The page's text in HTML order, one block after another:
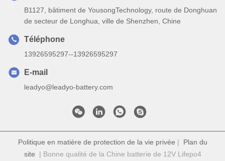
B1127, bâtiment de YousongTechnology, route de Donghuan
de secteur de Longhua, ville de Shenzhen, Chine
Téléphone
13926595297--13926595297
E-mail
leadyo@leadyo-battery.com
Politique en matière de protection de la vie privée | Plan du
site | Bonne qualité de la Chine batterie de 12V Lifepo4